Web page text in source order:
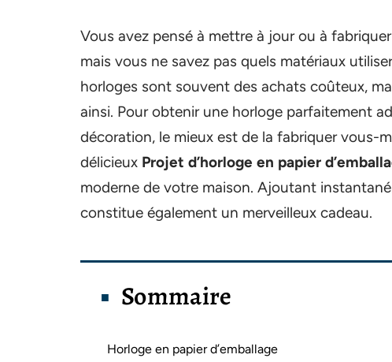
Vous avez pensé à mettre à jour ou à
mais vous ne savez pas quels matériaux
horloges sont souvent des achats coûteux,
ainsi. Pour obtenir une horloge parfaitement
décoration, le mieux est de la fabriquer vous-
délicieux Projet d’horloge en papier
moderne de votre maison. Ajoutant
constitue également un merveilleux cadeau.
Sommaire
Horloge en papier d’emballage